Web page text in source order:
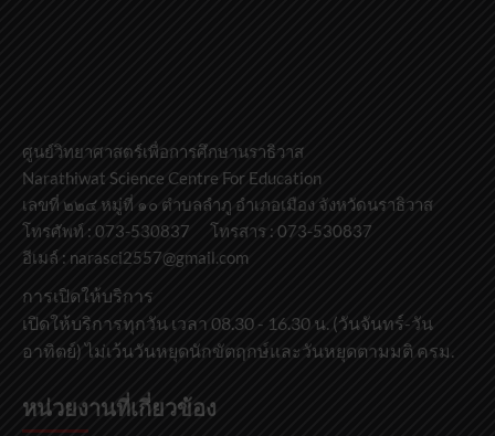
ศูนย์วิทยาศาสตร์เพื่อการศึกษานราธิวาส
Narathiwat Science Centre For Education
เลขที่ ๒๒๔ หมู่ที่ ๑๐ ตำบลลำภู อำเภอเมือง จังหวัดนราธิวาส
โทรศัพท์ : 073-530837 โทรสาร : 073-530837
อีเมล์ : narasci2557@gmail.com
การเปิดให้บริการ
เปิดให้บริการทุกวัน เวลา 08.30 - 16.30 น. (วันจันทร์-วัน
อาทิตย์) ไม่เว้นวันหยุดนักขัตฤกษ์และวันหยุดตามมติ ครม.
หน่วยงานที่เกี่ยวข้อง